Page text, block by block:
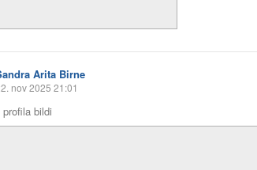
Arita Birne
nov 2025 21:01
bildi